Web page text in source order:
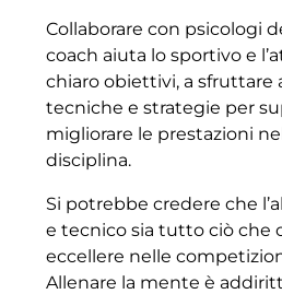
Collaborare con psicologi
coach aiuta lo sportivo e
chiaro obiettivi, a sfruttare
tecniche e strategie per
migliorare le prestazioni
disciplina.
Si potrebbe credere che
e tecnico sia tutto ciò che
eccellere nelle
Allenare la mente è